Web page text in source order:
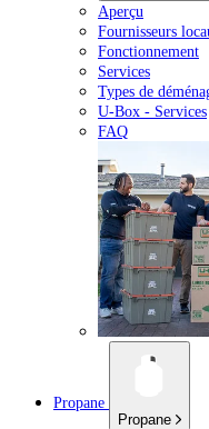
Aperçu
Fournisseurs
Fonctionnement
Services
Types de
U-Box - Services
FAQ
Propane
Propane